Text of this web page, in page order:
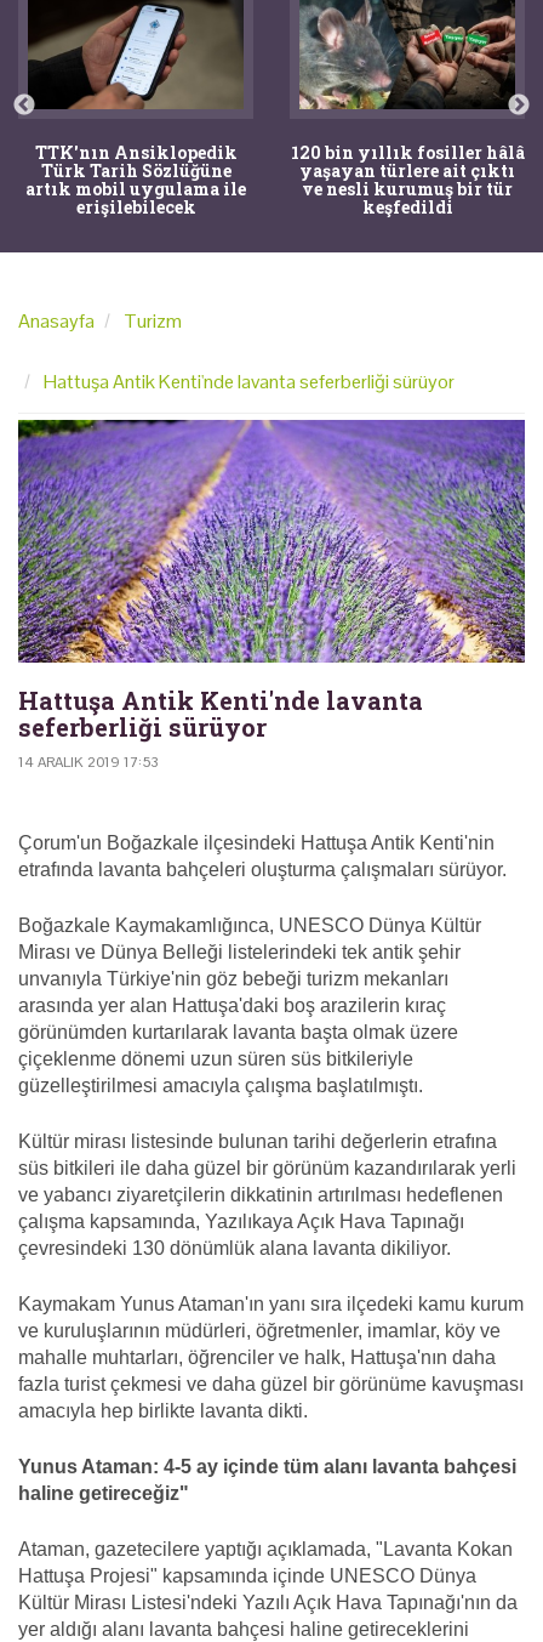
TTK'nın Ansiklopedik
Türk Tarih Sözlüğüne
artık mobil uygulama ile
erişilebilecek
120 bin yıllık fosiller hâlâ
yaşayan türlere ait çıktı
ve nesli kurumuş bir tür
keşfedildi
Anasayfa Turizm
Hattuşa Antik Kenti'nde lavanta seferberliği sürüyor
Hattuşa Antik Kenti'nde lavanta
seferberliği sürüyor
14 ARALIK 2019 17:53
Çorum'un Boğazkale ilçesindeki Hattuşa Antik Kenti'nin
etrafında lavanta bahçeleri oluşturma çalışmaları sürüyor.
Boğazkale Kaymakamlığınca, UNESCO Dünya Kültür
Mirası ve Dünya Belleği listelerindeki tek antik şehir
unvanıyla Türkiye'nin göz bebeği turizm mekanları
arasında yer alan Hattuşa'daki boş arazilerin kıraç
görünümden kurtarılarak lavanta başta olmak üzere
çiçeklenme dönemi uzun süren süs bitkileriyle
güzelleştirilmesi amacıyla çalışma başlatılmıştı.
Kültür mirası listesinde bulunan tarihi değerlerin etrafına
süs bitkileri ile daha güzel bir görünüm kazandırılarak yerli
ve yabancı ziyaretçilerin dikkatinin artırılması hedeflenen
çalışma kapsamında, Yazılıkaya Açık Hava Tapınağı
çevresindeki 130 dönümlük alana lavanta dikiliyor.
Kaymakam Yunus Ataman'ın yanı sıra ilçedeki kamu kurum
ve kuruluşlarının müdürleri, öğretmenler, imamlar, köy ve
mahalle muhtarları, öğrenciler ve halk, Hattuşa'nın daha
fazla turist çekmesi ve daha güzel bir görünüme kavuşması
amacıyla hep birlikte lavanta dikti.
Yunus Ataman: 4-5 ay içinde tüm alanı lavanta bahçesi
haline getireceğiz"
Ataman, gazetecilere yaptığı açıklamada, "Lavanta Kokan
Hattuşa Projesi" kapsamında içinde UNESCO Dünya
Kültür Mirası Listesi'ndeki Yazılı Açık Hava Tapınağı'nın da
yer aldığı alanı lavanta bahçesi haline getireceklerini